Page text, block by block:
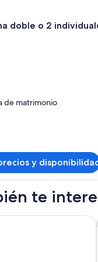
doble o 2
de matrimonio
y
te